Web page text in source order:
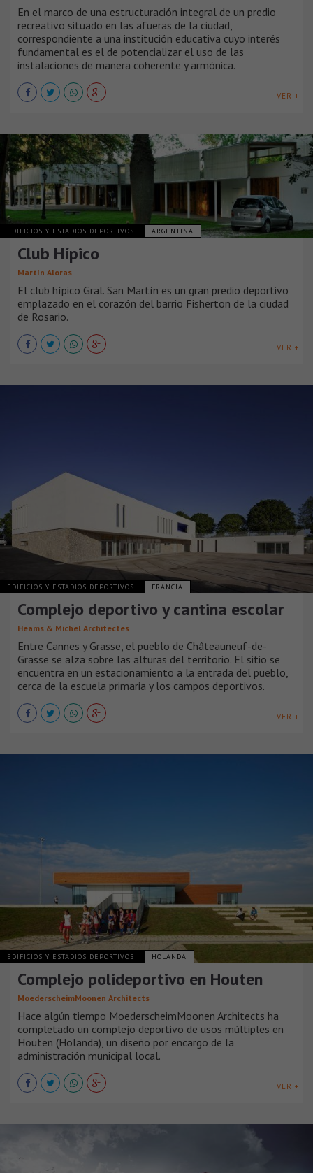
En el marco de una estructuración integral de un predio
recreativo situado en las afueras de la ciudad,
correspondiente a una institución educativa cuyo interés
fundamental es el de potencializar el uso de las
instalaciones de manera coherente y armónica.
VER +
EDIFICIOS Y ESTADIOS DEPORTIVOS ARGENTINA
Club Hípico
Martín Aloras
El club hípico Gral. San Martín es un gran predio deportivo
emplazado en el corazón del barrio Fisherton de la ciudad
de Rosario.
VER +
EDIFICIOS Y ESTADIOS DEPORTIVOS FRANCIA
Complejo deportivo y cantina escolar
Heams & Michel Architectes
Entre Cannes y Grasse, el pueblo de Châteauneuf-de-
Grasse se alza sobre las alturas del territorio. El sitio se
encuentra en un estacionamiento a la entrada del pueblo,
cerca de la escuela primaria y los campos deportivos.
VER +
EDIFICIOS Y ESTADIOS DEPORTIVOS HOLANDA
Complejo polideportivo en Houten
MoederscheimMoonen Architects
Hace algún tiempo MoederscheimMoonen Architects ha
completado un complejo deportivo de usos múltiples en
Houten (Holanda), un diseño por encargo de la
administración municipal local.
VER +